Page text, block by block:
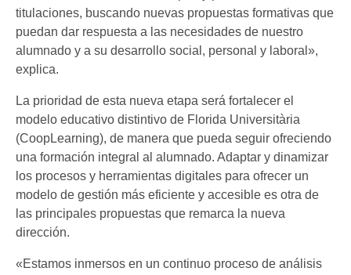
titulaciones, buscando nuevas propuestas formativas que
puedan dar respuesta a las necesidades de nuestro
alumnado y a su desarrollo social, personal y laboral»,
explica.
La prioridad de esta nueva etapa será fortalecer el
modelo educativo distintivo de Florida Universitària
(CoopLearning), de manera que pueda seguir ofreciendo
una formación integral al alumnado. Adaptar y dinamizar
los procesos y herramientas digitales para ofrecer un
modelo de gestión más eficiente y accesible es otra de
las principales propuestas que remarca la nueva
dirección.
«Estamos inmersos en un continuo proceso de análisis